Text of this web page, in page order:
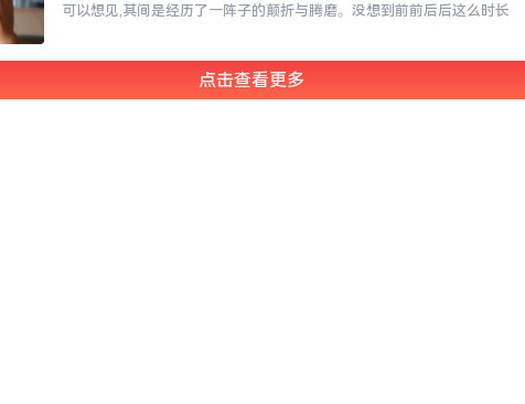
可以想见,其间是经历了一阵子的颠折与腾磨。没想到前前后后这么时长
点击查看更多